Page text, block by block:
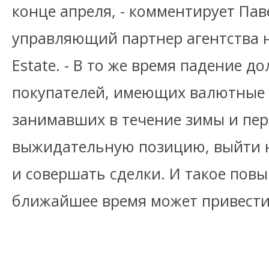
конце апреля, - комментирует
управляющий партнер агентства
Estate. - В то же время падение
покупателей, имеющих
занимавших в течение зимы и
выжидательную позицию, выйти
и совершать сделки. И такое
ближайшее время может